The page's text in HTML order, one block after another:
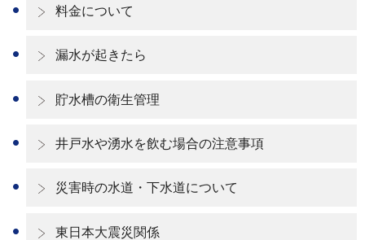
料金について
漏水が起きたら
貯水槽の衛生管理
井戸水や湧水を飲む場合の注意事項
災害時の水道・下水道について
東日本大震災関係